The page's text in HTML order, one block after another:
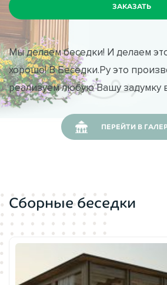
Мы делаем беседки! И делаем
хорошо! В Беседки.Ру это
реализуем любую Вашу задумку
ПЕРЕЙТИ В
Сборные беседки